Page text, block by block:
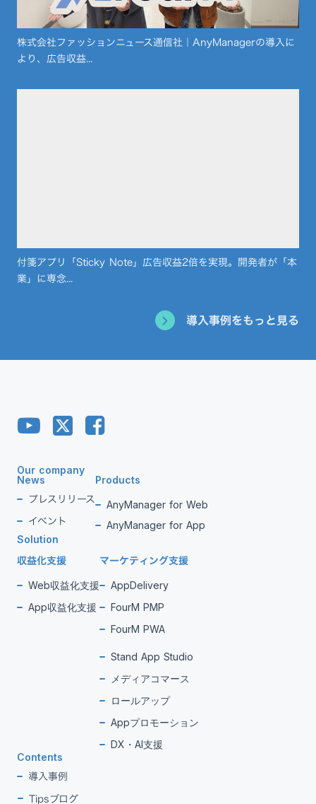
株式会社ファッションニュース通信社｜AnyManagerの導入に
より、広告収益...
付箋アプリ「Sticky Note」広告収益2倍を実現。開発者が「本
業」に専念...
導入事例をもっと見る
Our company
News
プレスリリース
イベント
Products
AnyManager for Web
AnyManager for App
Solution
収益化支援
Web収益化支援
App収益化支援
マーケティング支援
AppDelivery
FourM PMP
FourM PWA
Stand App Studio
メディアコマース
ロールアップ
Appプロモーション
DX・AI支援
Contents
導入事例
Tipsブログ